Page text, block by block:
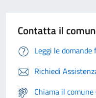
Contatta il
Leggi le
Richiedi
Chiama il